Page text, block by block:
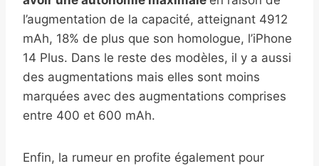
l’augmentation de la capacité, atteignant 4912
mAh, 18% de plus que son homologue, l’iPhone
14 Plus. Dans le reste des modèles, il y a aussi
des augmentations mais elles sont moins
marquées avec des augmentations comprises
entre 400 et 600 mAh.
Enfin, la rumeur en profite également pour